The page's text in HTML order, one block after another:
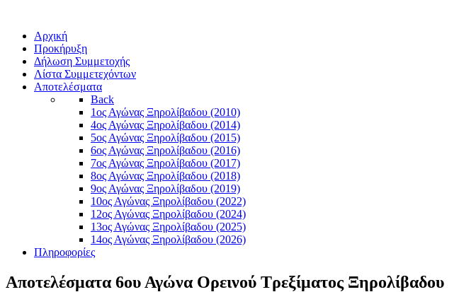
Αρχική
Προκήρυξη
Δήλωση Συμμετοχής
Λίστα Συμμετεχόντων
Αποτελέσματα
Back
1ος Αγώνας Ξηρολίβαδου (2010)
4ος Αγώνας Ξηρολίβαδου (2014)
5ος Αγώνας Ξηρολίβαδου (2015)
6ος Αγώνας Ξηρολίβαδου (2016)
7ος Αγώνας Ξηρολίβαδου (2017)
8ος Αγώνας Ξηρολίβαδου (2018)
9ος Αγώνας Ξηρολίβαδου (2019)
10ος Αγώνας Ξηρολίβαδου (2022)
12ος Αγώνας Ξηρολίβαδου (2024)
13ος Αγώνας Ξηρολίβαδου (2025)
14ος Αγώνας Ξηρολίβαδου (2026)
Πληροφορίες
Αποτελέσματα 6ου Αγώνα Ορεινού Τρεξίματος Ξηρολίβαδου